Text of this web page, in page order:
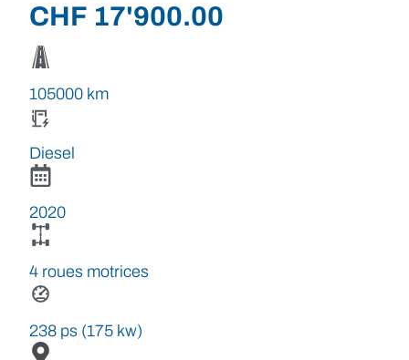
CHF 17'900.00
105000 km
Diesel
2020
4 roues motrices
238 ps (175 kw)